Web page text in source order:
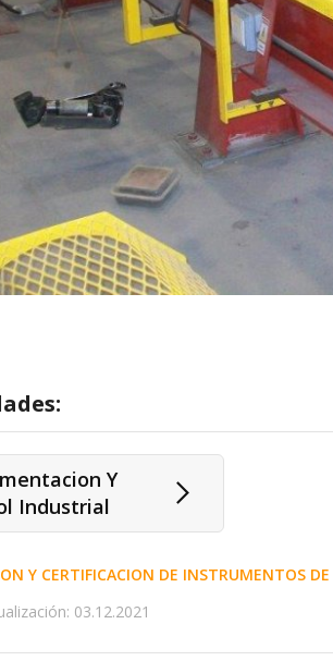
Y
Industrial
Y CERTIFICACION DE INSTRUMENTOS
03.12.2021